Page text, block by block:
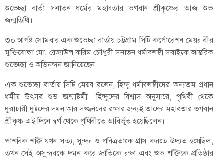
শুভেচ্ছা বার্তা সনাতন ধর্মের মহাবতার ভগবান শ্রীকৃষ্ণের আজ শুভ
জন্মতিথি।
৩০ আগষ্ট সোমবার এক শুভেচ্ছা বার্তায় চট্টগ্রাম সিটি কর্পোরেশন মেয়র বীর
মুক্তিযোদ্ধা মো. রেজাউল করিম চৌধুরী সনাতন ধর্মাবলম্বী সবাইকে আন্তরিক
শুভেচ্ছা ও অভিনন্দন জানিয়েছেন।
এক শুভেচ্ছা বার্তায় সিটি মেয়র বলেন, হিন্দু ধর্মাবলম্বীদের অন্যতম প্রধান
ধর্মীয় উৎসব শুভ জন্মাষ্টমী। হিন্দুদের বিশ্বাস অনুসারে, পৃথিবী থেকে
দুরাচারী দুষ্টদের দমন আর সজ্জনদের রক্ষার জন্যই তাদের মহাবতার ভগবান
শ্রীকৃষ্ণ এই দিনে স্বর্গ থেকে পৃথিবীতে আবির্ভূত হয়েছিলেন।
পাশবিক শক্তি যখন সত্য, সুন্দর ও পবিত্রতাকে গ্রাস করতে উদ্যত হয়েছিল,
তখন সেই অসুন্দরকে দমন করে জাতিকে রক্ষা এবং শুভ শক্তিকে প্রতিষ্ঠার